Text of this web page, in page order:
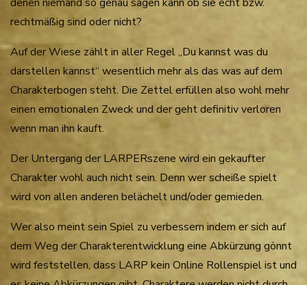
rechtmäßig sind oder nicht?
Auf der Wiese zählt in aller Regel „Du kannst was du
darstellen kannst“ wesentlich mehr als das was auf dem
Charakterbogen steht. Die Zettel erfüllen also wohl mehr
einen emotionalen Zweck und der geht definitiv verloren
wenn man ihn kauft.
Der Untergang der LARPERszene wird ein gekaufter
Charakter wohl auch nicht sein. Denn wer scheiße spielt
wird von allen anderen belächelt und/oder gemieden.
Wer also meint sein Spiel zu verbessern indem er sich auf
dem Weg der Charakterentwicklung eine Abkürzung gönnt
wird feststellen, dass LARP kein Online Rollenspiel ist und